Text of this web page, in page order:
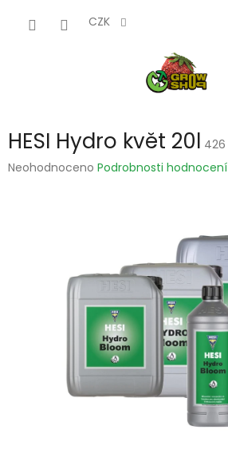
CZK
HESI Hydro květ 20l 426
Průměrné
Neohodnoceno Podrobnosti hodnocení